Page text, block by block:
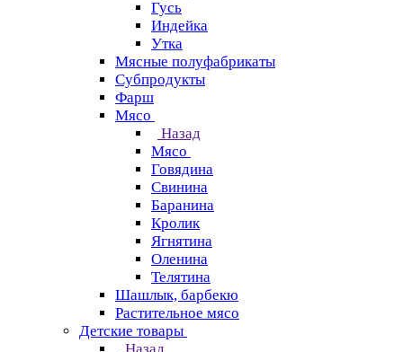
Гусь
Индейка
Утка
Мясные полуфабрикаты
Субпродукты
Фарш
Мясо
Назад
Мясо
Говядина
Свинина
Баранина
Кролик
Ягнятина
Оленина
Телятина
Шашлык, барбекю
Растительное мясо
Детские товары